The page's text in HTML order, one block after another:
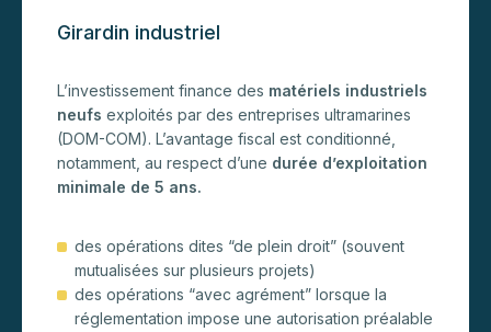
Girardin industriel
L’investissement finance des matériels industriels
neufs exploités par des entreprises ultramarines
(DOM-COM). L’avantage fiscal est conditionné,
notamment, au respect d’une durée d’exploitation
minimale de 5 ans.
des opérations dites “de plein droit” (souvent
mutualisées sur plusieurs projets)
des opérations “avec agrément” lorsque la
réglementation impose une autorisation préalable